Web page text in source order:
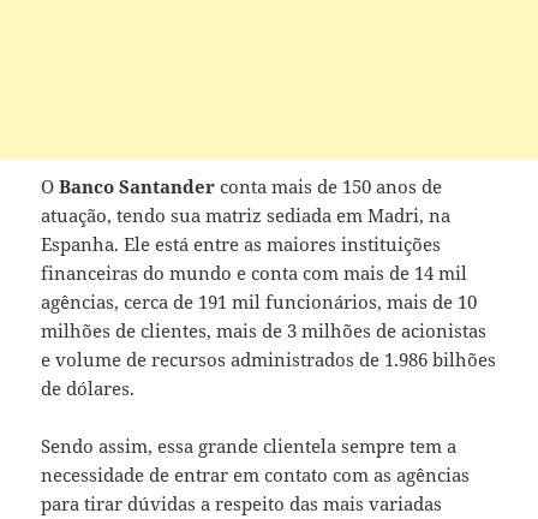
OBanco Santander conta mais de 150 anos de
atuação, tendo sua matriz sediada em Madri, na
Espanha. Ele está entre as maiores instituições
financeiras do mundo e conta com mais de 14 mil
agências, cerca de 191 mil funcionários, mais de 10
milhões de clientes, mais de 3 milhões de acionistas
e volume de recursos administrados de 1.986 bilhões
de dólares.
Sendo assim, essa grande clientela sempre tem a
necessidade de entrar em contato com as agências
para tirar dúvidas a respeito das mais variadas